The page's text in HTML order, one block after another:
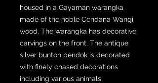
housed in a Gayaman warangka
made of the noble Cendana Wangi
wood. The warangka has decorative
carvings on the front. The antique
silver bunton pendok is decorated
with finely chased decorations
including various animals